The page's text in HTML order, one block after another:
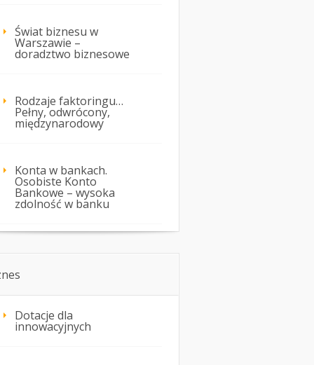
Świat biznesu w
Warszawie –
doradztwo biznesowe
Rodzaje faktoringu…
Pełny, odwrócony,
międzynarodowy
Konta w bankach.
Osobiste Konto
Bankowe – wysoka
zdolność w banku
Dotacje dla
innowacyjnych